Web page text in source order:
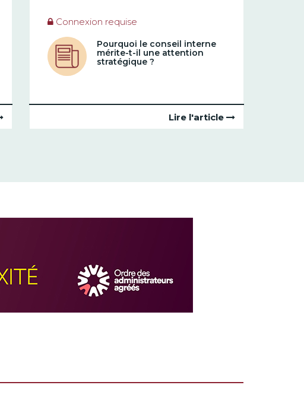
Connexion requise
Pourquoi le conseil interne
mérite-t-il une attention
stratégique ?
Lire l'article